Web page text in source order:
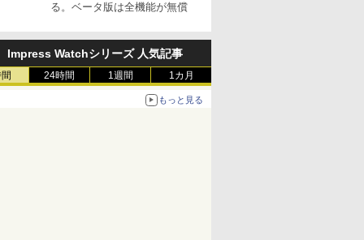
る。ベータ版は全機能が無償
Impress Watchシリーズ 人気記事
24時間 1週間 1カ月
もっと見る